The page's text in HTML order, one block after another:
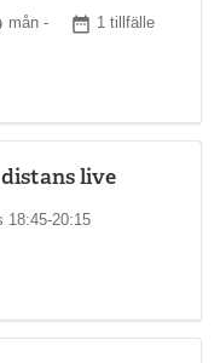
Tid
mån - Antal tillfällen
1 tillfälle
live
18:45-20:15